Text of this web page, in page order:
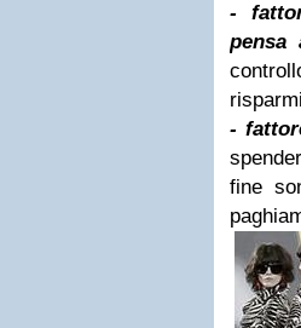
-
pensa
-
fine